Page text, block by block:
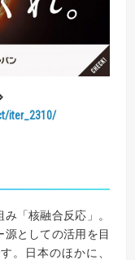
iter_2310/
「核融合反応」。
としての活用を目
。日本のほかに、